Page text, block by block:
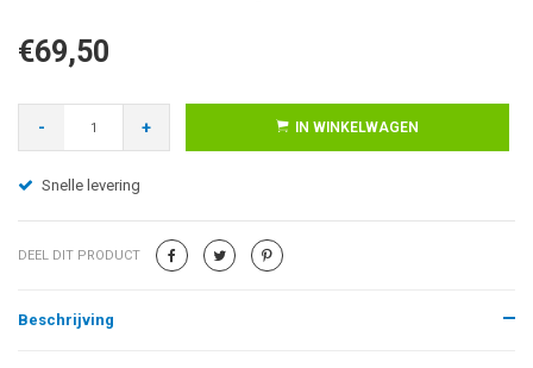
€69,50
- + IN WINKELWAGEN
Snelle levering
DEEL DIT PRODUCT
Beschrijving